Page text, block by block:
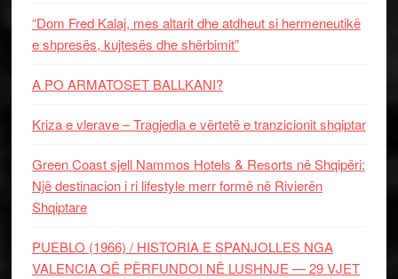
“Dom Fred Kalaj, mes altarit dhe atdheut si hermeneutikë
e shpresës, kujtesës dhe shërbimit”
A PO ARMATOSET BALLKANI?
Kriza e vlerave – Tragjedia e vërtetë e tranzicionit shqiptar
Green Coast sjell Nammos Hotels & Resorts në Shqipëri:
Një destinacion i ri lifestyle merr formë në Rivierën
Shqiptare
PUEBLO (1966) / HISTORIA E SPANJOLLES NGA
VALENCIA QË PËRFUNDOI NË LUSHNJE — 29 VJET